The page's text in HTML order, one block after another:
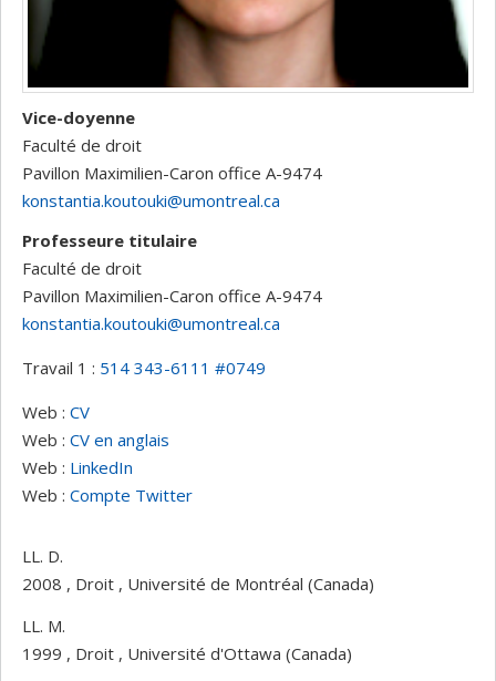
Vice-doyenne
Faculté de droit
Pavillon Maximilien-Caron office A-9474
konstantia.koutouki@umontreal.ca
Professeure titulaire
Faculté de droit
Pavillon Maximilien-Caron office A-9474
konstantia.koutouki@umontreal.ca
Travail 1 : 514 343-6111 #0749
Web : CV
Web : CV en anglais
Web : LinkedIn
Web : Compte Twitter
LL. D.
2008 , Droit , Université de Montréal (Canada)
LL. M.
1999 , Droit , Université d'Ottawa (Canada)